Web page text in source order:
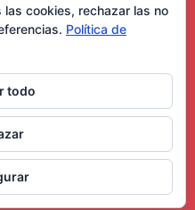
de Uso
cookies, rechazar las no
Política de
todo